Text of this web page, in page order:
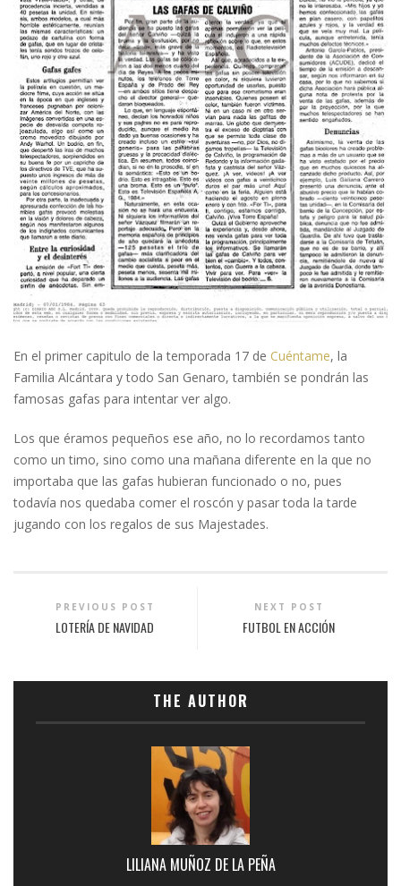
En el primer capitulo de la temporada 17 de Cuéntame, la
Familia Alcántara y todo San Genaro, también se pondrán las
famosas gafas para intentar ver algo.
Los que éramos pequeños ese año, no lo recordamos tanto
como un timo, sino como una mañana diferente en la que no
importaba que las gafas hubieran funcionado o no, pues
todavía nos quedaba comer el roscón y pasar toda la tarde
jugando con los regalos de sus Majestades.
PREVIOUS POST
LOTERÍA DE NAVIDAD
NEXT POST
FUTBOL EN ACCIÓN
THE AUTHOR
LILIANA MUÑOZ DE LA PEÑA